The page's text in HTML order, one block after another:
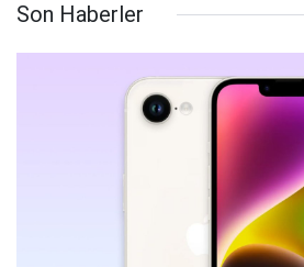
Son Haberler